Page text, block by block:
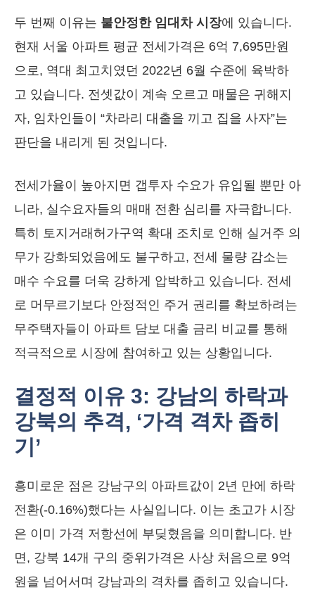
두 번째 이유는 불안정한 임대차 시장에 있습니다.
현재 서울 아파트 평균 전세가격은 6억 7,695만원
으로, 역대 최고치였던 2022년 6월 수준에 육박하
고 있습니다. 전셋값이 계속 오르고 매물은 귀해지
자, 임차인들이 “차라리 대출을 끼고 집을 사자”는
판단을 내리게 된 것입니다.
전세가율이 높아지면 갭투자 수요가 유입될 뿐만 아
니라, 실수요자들의 매매 전환 심리를 자극합니다.
특히 토지거래허가구역 확대 조치로 인해 실거주 의
무가 강화되었음에도 불구하고, 전세 물량 감소는
매수 수요를 더욱 강하게 압박하고 있습니다. 전세
로 머무르기보다 안정적인 주거 권리를 확보하려는
무주택자들이 아파트 담보 대출 금리 비교를 통해
적극적으로 시장에 참여하고 있는 상황입니다.
결정적 이유 3: 강남의 하락과
강북의 추격, ‘가격 격차 좁히
기’
흥미로운 점은 강남구의 아파트값이 2년 만에 하락
전환(-0.16%)했다는 사실입니다. 이는 초고가 시장
은 이미 가격 저항선에 부딪혔음을 의미합니다. 반
면, 강북 14개 구의 중위가격은 사상 처음으로 9억
원을 넘어서며 강남과의 격차를 좁히고 있습니다.